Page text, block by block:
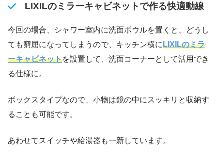
LIXILのミラーキャビネットで作る快適動線
今回の場合、シャワー室内に洗面ボウルを置くと、どうし
ても窮屈になってしまうので、キッチン横にLIXILのミラ
ーキャビネットを設置して、洗面コーナーとして活用でき
る仕様に。
ボックスタイプなので、小物は鏡の中にスッキリと収納す
ることも可能です。
あわせてスイッチや給湯器も一新しています。